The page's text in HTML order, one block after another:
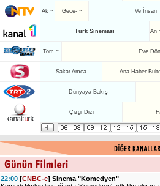
Ak ~ Gece- ~ Ve İnsan
Türk Sineması An
Tom ~ Eve
Sakar Amca Ana Haber
Dünyaya Bakış
Çizgi Dizi
22:00 [CNBC-e] Sinema "Komedyen"